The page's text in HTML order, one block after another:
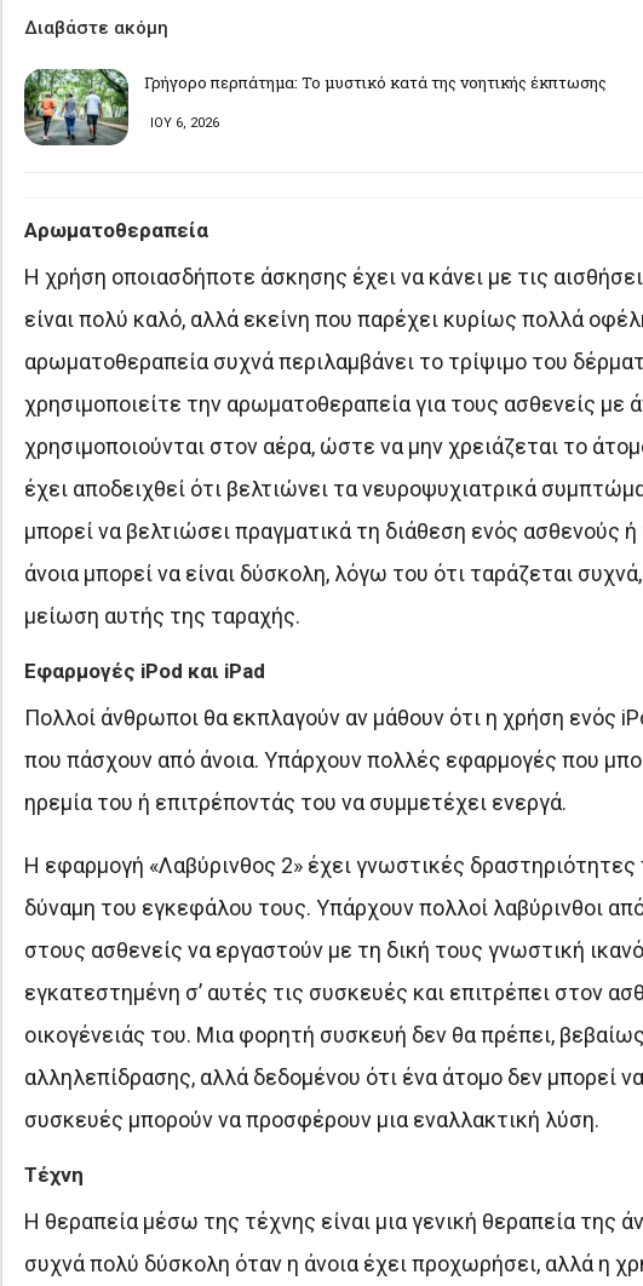
Διαβάστε ακόμη
Γρήγορο περπάτημα: Το μυστικό κατά της νοητικής έκπτωσης
ΙΟΥ 6, 2026
Αρωματοθεραπεία
Η χρήση οποιασδήποτε άσκησης έχει να κάνει με τις
είναι πολύ καλό, αλλά εκείνη που παρέχει κυρίως πολλά
αρωματοθεραπεία συχνά περιλαμβάνει το τρίψιμο του
χρησιμοποιείτε την αρωματοθεραπεία για τους ασθενείς με
χρησιμοποιούνται στον αέρα, ώστε να μην χρειάζεται το
έχει αποδειχθεί ότι βελτιώνει τα νευροψυχιατρικά
μπορεί να βελτιώσει πραγματικά τη διάθεση ενός
άνοια μπορεί να είναι δύσκολη, λόγω του ότι ταράζεται
μείωση αυτής της ταραχής.
Eφαρμογές iPod και iPad
Πολλοί άνθρωποι θα εκπλαγούν αν μάθουν ότι η χρήση ενός
που πάσχουν από άνοια. Υπάρχουν πολλές εφαρμογές που
ηρεμία του ή επιτρέποντάς του να συμμετέχει ενεργά.
Η εφαρμογή «Λαβύρινθος 2» έχει γνωστικές
δύναμη του εγκεφάλου τους. Υπάρχουν πολλοί λαβύρινθοι
στους ασθενείς να εργαστούν με τη δική τους γνωστική
εγκατεστημένη σ’ αυτές τις συσκευές και επιτρέπει στον
οικογένειάς του. Μια φορητή συσκευή δεν θα πρέπει,
αλληλεπίδρασης, αλλά δεδομένου ότι ένα άτομο δεν μπορεί
συσκευές μπορούν να προσφέρουν μια εναλλακτική λύση.
Τέχνη
Η θεραπεία μέσω της τέχνης είναι μια γενική θεραπεία της
συχνά πολύ δύσκολη όταν η άνοια έχει προχωρήσει, αλλά η